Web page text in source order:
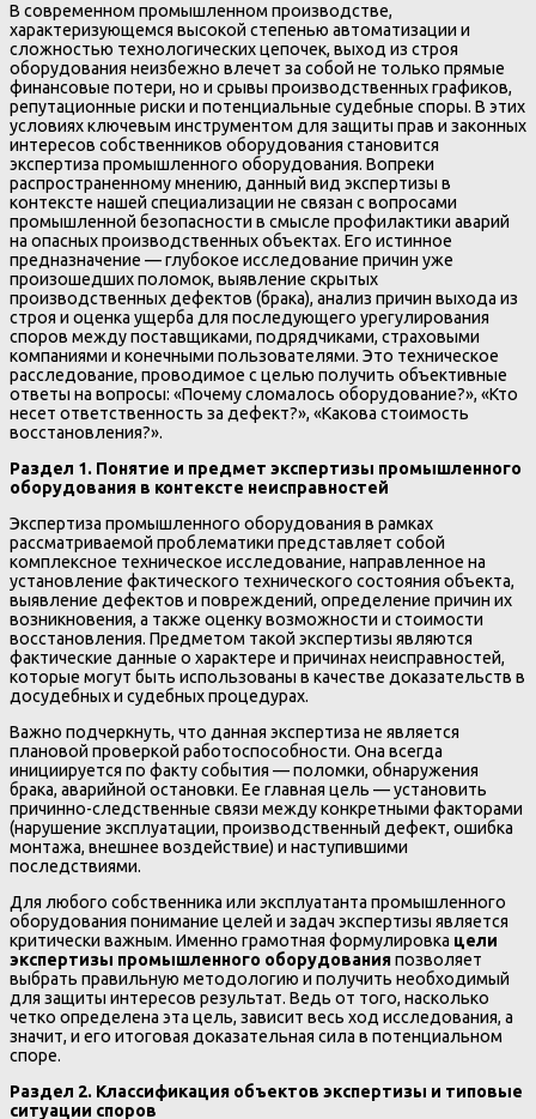
В современном промышленном производстве,
характеризующемся высокой степенью автоматизации и
сложностью технологических цепочек, выход из строя
оборудования неизбежно влечет за собой не только прямые
финансовые потери, но и срывы производственных графиков,
репутационные риски и потенциальные судебные споры. В этих
условиях ключевым инструментом для защиты прав и законных
интересов собственников оборудования становится
экспертиза промышленного оборудования. Вопреки
распространенному мнению, данный вид экспертизы в
контексте нашей специализации не связан с вопросами
промышленной безопасности в смысле профилактики аварий
на опасных производственных объектах. Его истинное
предназначение — глубокое исследование причин уже
произошедших поломок, выявление скрытых
производственных дефектов (брака), анализ причин выхода из
строя и оценка ущерба для последующего урегулирования
споров между поставщиками, подрядчиками, страховыми
компаниями и конечными пользователями. Это техническое
расследование, проводимое с целью получить объективные
ответы на вопросы: «Почему сломалось оборудование?», «Кто
несет ответственность за дефект?», «Какова стоимость
восстановления?».
Раздел 1. Понятие и предмет экспертизы промышленного
оборудования в контексте неисправностей
Экспертиза промышленного оборудования в рамках
рассматриваемой проблематики представляет собой
комплексное техническое исследование, направленное на
установление фактического технического состояния объекта,
выявление дефектов и повреждений, определение причин их
возникновения, а также оценку возможности и стоимости
восстановления. Предметом такой экспертизы являются
фактические данные о характере и причинах неисправностей,
которые могут быть использованы в качестве доказательств в
досудебных и судебных процедурах.
Важно подчеркнуть, что данная экспертиза не является
плановой проверкой работоспособности. Она всегда
инициируется по факту события — поломки, обнаружения
брака, аварийной остановки. Ее главная цель — установить
причинно-следственные связи между конкретными факторами
(нарушение эксплуатации, производственный дефект, ошибка
монтажа, внешнее воздействие) и наступившими
последствиями.
Для любого собственника или эксплуатанта промышленного
оборудования понимание целей и задач экспертизы является
критически важным. Именно грамотная формулировка цели
экспертизы промышленного оборудованияпозволяет
выбрать правильную методологию и получить необходимый
для защиты интересов результат. Ведь от того, насколько
четко определена эта цель, зависит весь ход исследования, а
значит, и его итоговая доказательная сила в потенциальном
споре.
Раздел 2. Классификация объектов экспертизы и типовые
ситуации споров